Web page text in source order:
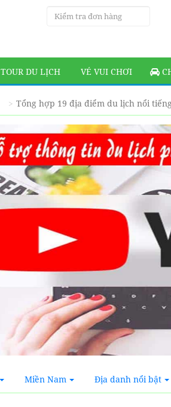
TOUR DU LỊCH VÉ VUI CHƠI
Tổng hợp 19 địa điểm du lịch nổi
Miền Nam Địa danh nổi bật